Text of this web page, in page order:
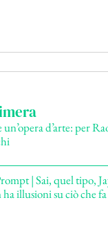
un’opera d’arte: per
| Sai, quel tipo,
illusioni su ciò che